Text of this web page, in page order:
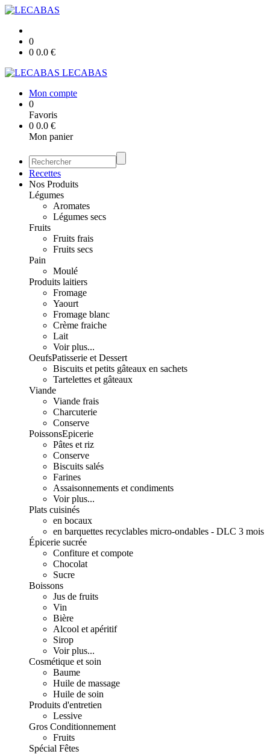
0
0 0.0 €
LECABAS
Mon compte
0
Favoris
0 0.0 €
Mon panier
Recettes
Nos Produits
Légumes
Aromates
Légumes secs
Fruits
Fruits frais
Fruits secs
Pain
Moulé
Produits laitiers
Fromage
Yaourt
Fromage blanc
Crème fraiche
Lait
Voir plus...
OeufsPatisserie et Dessert
Biscuits et petits gâteaux en sachets
Tartelettes et gâteaux
Viande
Viande frais
Charcuterie
Conserve
PoissonsEpicerie
Pâtes et riz
Conserve
Biscuits salés
Farines
Assaisonnements et condiments
Voir plus...
Plats cuisinés
en bocaux
en barquettes recyclables micro-ondables - DLC 3 mois
Épicerie sucrée
Confiture et compote
Chocolat
Sucre
Boissons
Jus de fruits
Vin
Bière
Alcool et apéritif
Sirop
Voir plus...
Cosmétique et soin
Baume
Huile de massage
Huile de soin
Produits d'entretien
Lessive
Gros Conditionnement
Fruits
Spécial Fêtes